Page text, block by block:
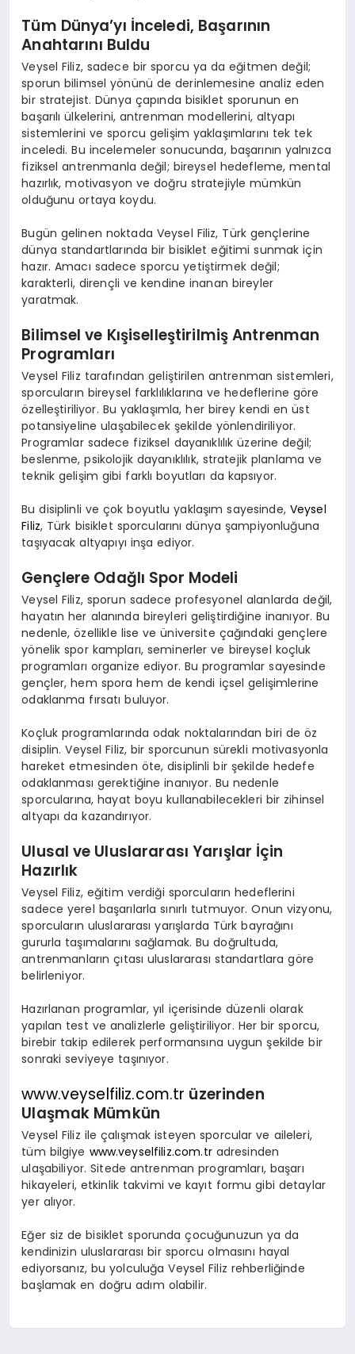
Tüm Dünya’yı İnceledi, Başarının
Anahtarını Buldu
Veysel Filiz, sadece bir sporcu ya da eğitmen değil;
sporun bilimsel yönünü de derinlemesine analiz eden
bir stratejist. Dünya çapında bisiklet sporunun en
başarılı ülkelerini, antrenman modellerini, altyapı
sistemlerini ve sporcu gelişim yaklaşımlarını tek tek
inceledi. Bu incelemeler sonucunda, başarının yalnızca
fiziksel antrenmanla değil; bireysel hedefleme, mental
hazırlık, motivasyon ve doğru stratejiyle mümkün
olduğunu ortaya koydu.
Bugün gelinen noktada Veysel Filiz, Türk gençlerine
dünya standartlarında bir bisiklet eğitimi sunmak için
hazır. Amacı sadece sporcu yetiştirmek değil;
karakterli, dirençli ve kendine inanan bireyler
yaratmak.
Bilimsel ve Kışiselleştirilmiş Antrenman
Programları
Veysel Filiz tarafından geliştirilen antrenman sistemleri,
sporcuların bireysel farklılıklarına ve hedeflerine göre
özelleştiriliyor. Bu yaklaşımla, her birey kendi en üst
potansiyeline ulaşabilecek şekilde yönlendiriliyor.
Programlar sadece fiziksel dayanıklılık üzerine değil;
beslenme, psikolojik dayanıklılık, stratejik planlama ve
teknik gelişim gibi farklı boyutları da kapsıyor.
Bu disiplinli ve çok boyutlu yaklaşım sayesinde, Veysel
Filiz, Türk bisiklet sporcularınıdünya şampiyonluğuna
taşıyacak altyapıyı inşa ediyor.
Gençlere Odağlı Spor Modeli
Veysel Filiz, sporun sadece profesyonel alanlarda değil,
hayatın her alanında bireyleri geliştirdiğine inanıyor. Bu
nedenle, özellikle lise ve üniversite çağındaki gençlere
yönelik spor kampları, seminerler ve bireysel koçluk
programları organize ediyor. Bu programlar sayesinde
gençler, hem spora hem de kendi içsel gelişimlerine
odaklanma fırsatı buluyor.
Koçluk programlarında odak noktalarından biri de öz
disiplin.Veysel Filiz, bir sporcunun sürekli motivasyonla
hareket etmesinden öte, disiplinli bir şekilde hedefe
odaklanması gerektiğine inanıyor. Bu nedenle
sporcularına, hayat boyu kullanabilecekleri bir zihinsel
altyapı da kazandırıyor.
Ulusal ve Uluslararası Yarışlar İçin
Hazırlık
Veysel Filiz, eğitim verdiği sporcuların hedeflerini
sadece yerel başarılarla sınırlı tutmuyor. Onun vizyonu,
sporcuların uluslararası yarışlarda Türk bayrağını
gururla taşımalarını sağlamak. Bu doğrultuda,
antrenmanların çıtası uluslararası standartlara göre
belirleniyor.
Hazırlanan programlar, yıl içerisinde düzenli olarak
yapılan test ve analizlerle geliştiriliyor. Her bir sporcu,
birebir takip edilerek performansına uygun şekilde bir
sonraki seviyeye taşınıyor.
www.veyselfiliz.com.tr üzerinden
Ulaşmak Mümkün
Veysel Filiz ile çalışmak isteyen sporcular ve aileleri,
tüm bilgiye www.veyselfiliz.com.tradresinden
ulaşabiliyor. Sitede antrenman programları, başarı
hikayeleri, etkinlik takvimi ve kayıt formu gibi detaylar
yer alıyor.
Eğer siz de bisiklet sporunda çocuğunuzun ya da
kendinizin uluslararası bir sporcu olmasını hayal
ediyorsanız, bu yolculuğaVeysel Filiz rehberliğinde
başlamak en doğru adım olabilir.